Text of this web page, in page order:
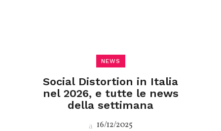
NEWS
Social Distortion in Italia
nel 2026, e tutte le news
della settimana
16/12/2025